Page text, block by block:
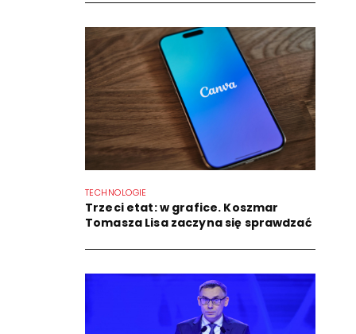
TECHNOLOGIE
Trzeci etat: w grafice. Koszmar
Tomasza Lisa zaczyna się sprawdzać